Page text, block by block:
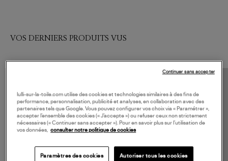
VOS DERNIERS PRODUITS VUS
lulli-sur-la-toile.com utilise des cookies et technologies similaires à des fins de
performance, personnalisation, publicité et analyses, en collaboration avec des
partenaires tels que Google. Vous pouvez configurer vos choix via « Paramétrer »,
accepter l’ensemble des cookies (« J’accepte ») ou refuser ceux non strictement
nécessaires (« Continuer sans accepter »). Pour en savoir plus sur l’utilisation de
vos données, consulter notre politique de cookies
Paramètres des cookies Autoriser tous les cookies
Continuer sans accepter